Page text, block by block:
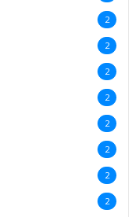
2
2
2
2
2
2
2
2